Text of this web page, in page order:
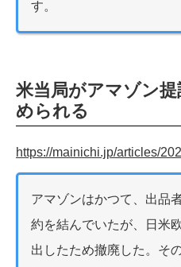
す。
米当局がアマゾン
められる
https://mainichi.jp/articles/
アマゾンはかつて、出品
約を結んでいたが、日米
出したため撤廃した。そ